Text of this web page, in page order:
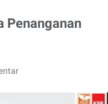
Penanganan